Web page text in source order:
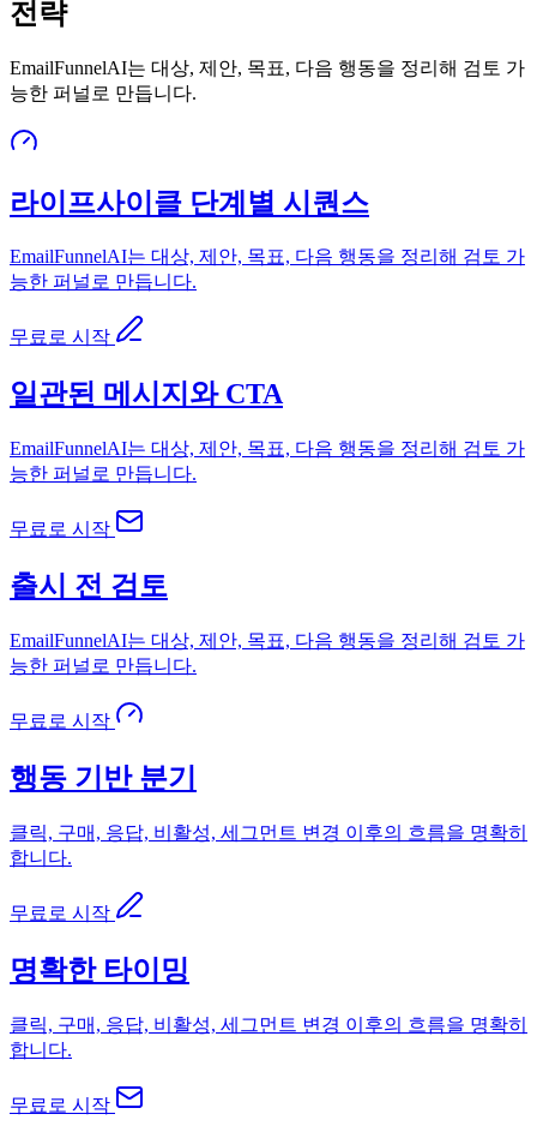
전략
EmailFunnelAI는 대상, 제안, 목표, 다음 행동을 정리해 검토 가
능한 퍼널로 만듭니다.
라이프사이클 단계별 시퀀스
EmailFunnelAI는 대상, 제안, 목표, 다음 행동을 정리해 검토 가
능한 퍼널로 만듭니다.
무료로 시작
일관된 메시지와 CTA
EmailFunnelAI는 대상, 제안, 목표, 다음 행동을 정리해 검토 가
능한 퍼널로 만듭니다.
무료로 시작
출시 전 검토
EmailFunnelAI는 대상, 제안, 목표, 다음 행동을 정리해 검토 가
능한 퍼널로 만듭니다.
무료로 시작
행동 기반 분기
클릭, 구매, 응답, 비활성, 세그먼트 변경 이후의 흐름을 명확히
합니다.
무료로 시작
명확한 타이밍
클릭, 구매, 응답, 비활성, 세그먼트 변경 이후의 흐름을 명확히
합니다.
무료로 시작